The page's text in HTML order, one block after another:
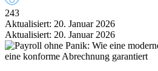
243
Aktualisiert: 20. Januar 2026
Aktualisiert: 20. Januar 2026